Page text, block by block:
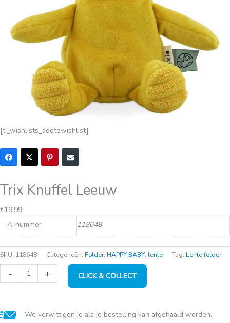
[ti_wishlists_addtowishlist]
Trix Knuffel Leeuw
€19,99
A-nummer
118648
SKU: 118648 Categorieën: Folder, HAPPY BABY, lente Tag: Lente folder
-
Trix
Knuffel
+ CLICK & COLLECT
We verwittigen je als je bestelling kan afgehaald worden.